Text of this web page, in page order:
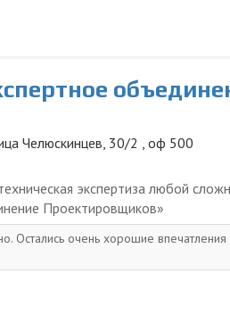
Челюскинцев, 30/2 , оф 500
экспертиза любой
Проектировщиков»
Остались очень хорошие впечатления